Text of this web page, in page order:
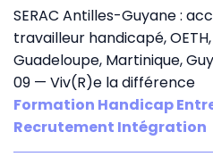
SERAC Antilles-Guyane :
travailleur handicapé,
Guadeloupe, Martinique,
09 — Viv(R)e la différence
Formation Handicap
Recrutement Intégration